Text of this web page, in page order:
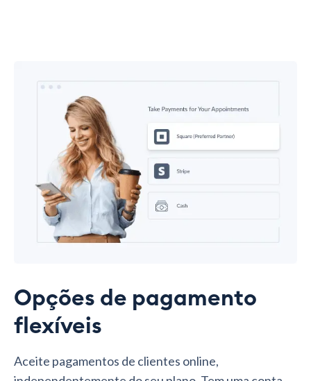
Opções de pagamento
flexíveis
Aceite pagamentos de clientes online,